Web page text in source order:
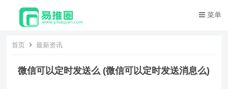
菜单
首页 最新资讯
微信可以定时发送么 (微信可以定时发送消息么)